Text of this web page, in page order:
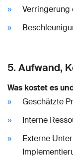
Verringerung
5. Aufwand,
Was kostet es
Geschätzte
Interne
Externe